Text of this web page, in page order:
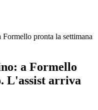
pronta la settimana
a Formello
L'assist arriva